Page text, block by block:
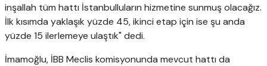
inşallah tüm hattı İstanbulluların hizmetine sunmuş olacağız.
İlk kısımda yaklaşık yüzde 45, ikinci etap için ise şu anda
yüzde 15 ilerlemeye ulaştık" dedi.
İmamoğlu, İBB Meclis komisyonunda mevcut hattı da